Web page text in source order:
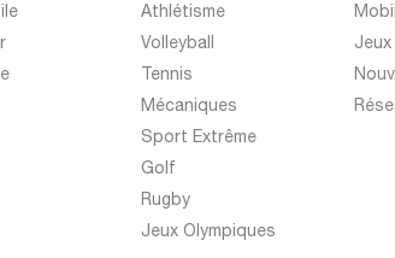
Athlétisme
Volleyball
Tennis
Mécaniques
Sport Extrême
Golf
Rugby
Jeux Olympiques
Jeux